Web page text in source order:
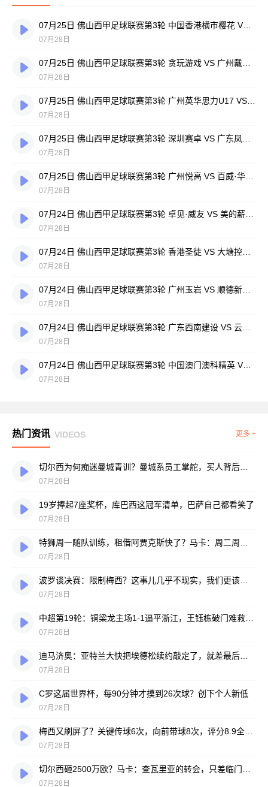
07月25日 佛山西甲足球联赛第3轮 中国香港横市樱花 VS 吉图省实青年 全场录像
07月28日
07月28日
07月28日
07月28日
07月28日
07月28日
07月28日
07月28日
07月28日
07月24日 佛山西甲足球联赛第3轮 中国澳门澳科精英 VS 藝品高國際 全场录像
07月28日
热门资讯 VIDEOS 更多 +
07月28日
19岁捧起7座奖杯，库巴西这冠军清单，巴萨自己都看笑了
07月28日
07月28日
07月28日
07月28日
07月28日
C罗这届世界杯，每90分钟才摸到26次球？创下个人新低
07月28日
07月28日
07月28日